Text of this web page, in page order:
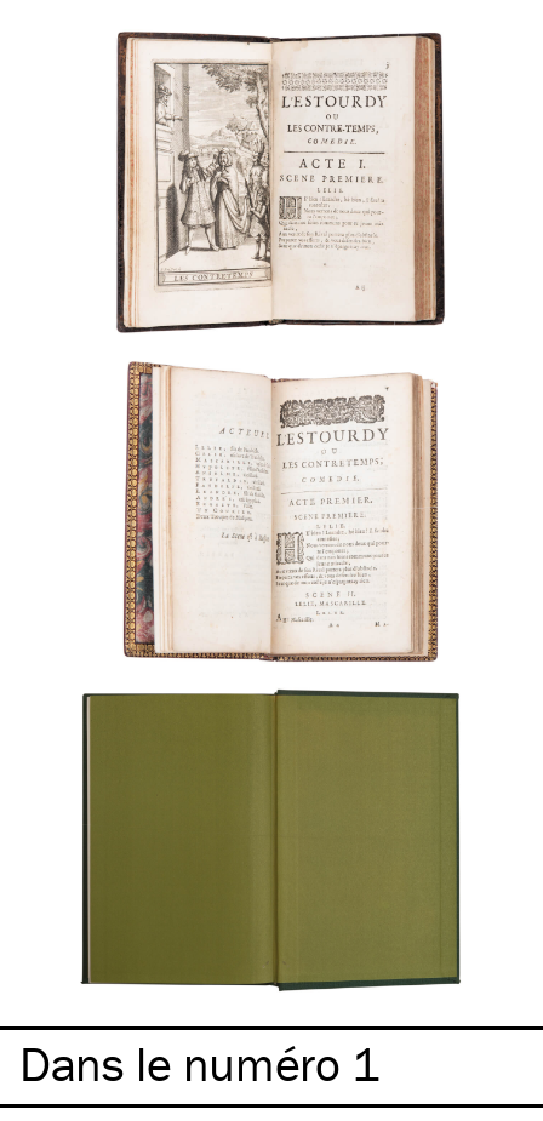
Dans le numéro 1